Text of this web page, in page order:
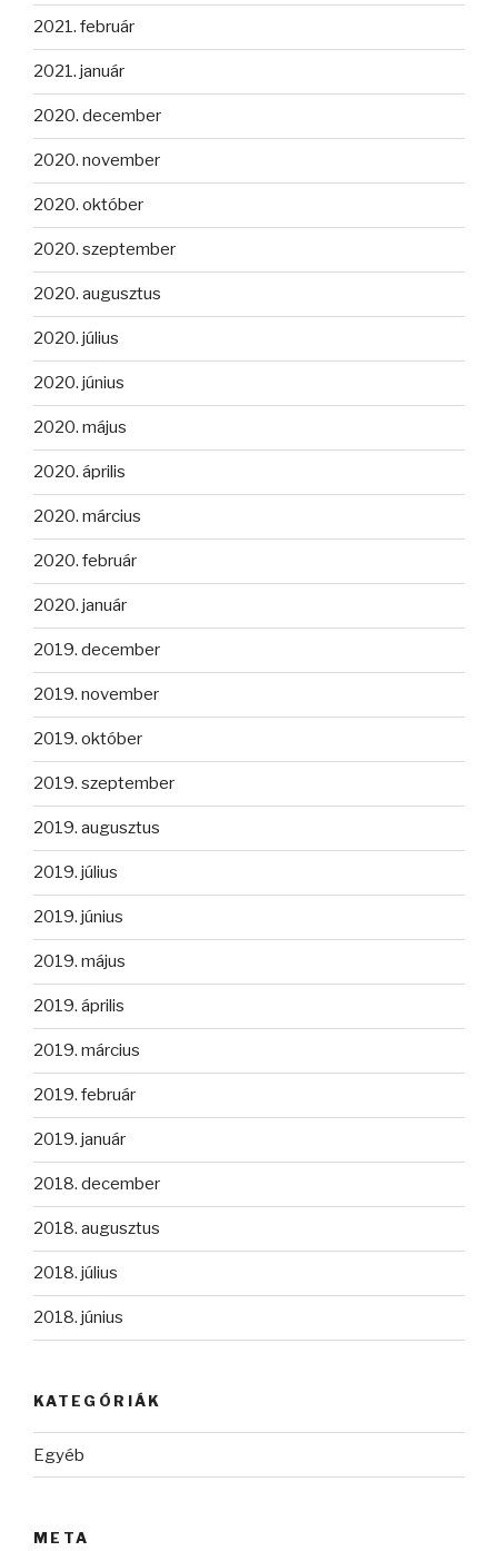
2021. február
2021. január
2020. december
2020. november
2020. október
2020. szeptember
2020. augusztus
2020. július
2020. június
2020. május
2020. április
2020. március
2020. február
2020. január
2019. december
2019. november
2019. október
2019. szeptember
2019. augusztus
2019. július
2019. június
2019. május
2019. április
2019. március
2019. február
2019. január
2018. december
2018. augusztus
2018. július
2018. június
KATEGÓRIÁK
Egyéb
META